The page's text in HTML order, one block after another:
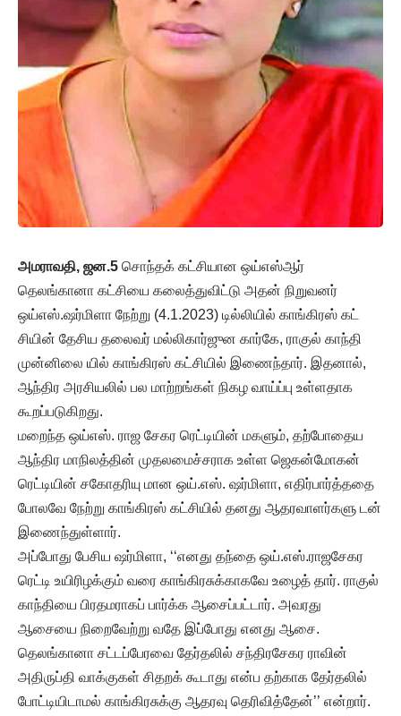
அமராவதி, ஜன.5 சொந்தக் கட்சியான ஒய்எஸ்ஆர்
தெலங்கானா கட்சியை கலைத்துவிட்டு அதன் நிறுவனர்
ஒய்எஸ்.ஷர்மிளா நேற்று (4.1.2023) டில்லியில் காங்கிரஸ் கட்
சியின் தேசிய தலைவர் மல்லிகார்ஜுன கார்கே, ராகுல் காந்தி
முன்னிலை யில் காங்கிரஸ் கட்சியில் இணைந்தார். இதனால்,
ஆந்திர அரசியலில் பல மாற்றங்கள் நிகழ வாய்ப்பு உள்ளதாக
கூறப்படுகிறது.
மறைந்த ஒய்எஸ். ராஜ சேகர ரெட்டியின் மகளும், தற்போதைய
ஆந்திர மாநிலத்தின் முதலமைச்சராக உள்ள ஜெகன்மோகன்
ரெட்டியின் சகோதரியு மான ஒய்.எஸ். ஷர்மிளா, எதிர்பார்த்ததை
போலவே நேற்று காங்கிரஸ் கட்சியில் தனது ஆதரவாளர்களு டன்
இணைந்துள்ளார்.
அப்போது பேசிய ஷர்மிளா, ‘‘எனது தந்தை ஒய்.எஸ்.ராஜசேகர
ரெட்டி உயிரிழக்கும் வரை காங்கிரசுக்காகவே உழைத் தார். ராகுல்
காந்தியை பிரதமராகப் பார்க்க ஆசைப்பட்டார். அவரது
ஆசையை நிறைவேற்று வதே இப்போது எனது ஆசை.
தெலங்கானா சட்டப்பேரவை தேர்தலில் சந்திரசேகர ராவின்
அதிருப்தி வாக்குகள் சிதறக் கூடாது என்ப தற்காக தேர்தலில்
போட்டியிடாமல் காங்கிரசுக்கு ஆதரவு தெரிவித்தேன்’’ என்றார்.